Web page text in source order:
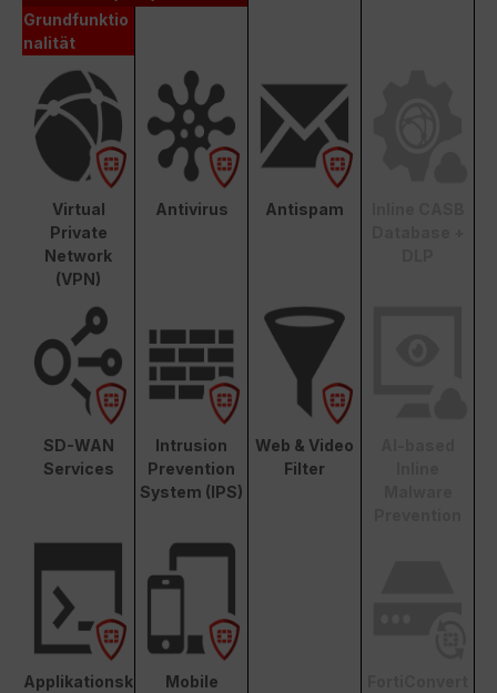
Grundfunktio
nalität
Virtual
Private
Network
(VPN)
Antivirus Antispam
SD-WAN
Services
Intrusion
Prevention
System (IPS)
Web & Video
Filter
Applikationsk
Mobile